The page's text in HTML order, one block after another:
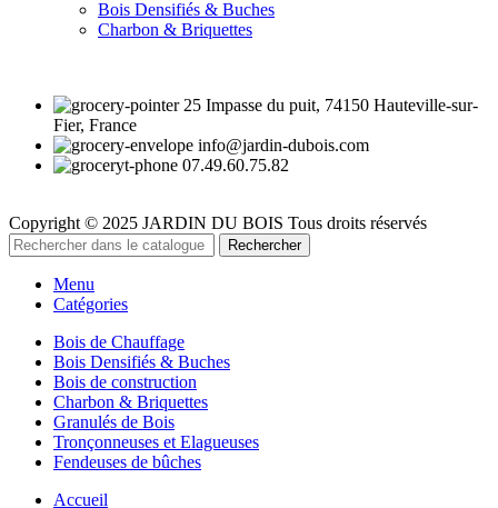
Bois Densifiés & Buches
Charbon & Briquettes
25 Impasse du puit, 74150 Hauteville-sur-
Fier, France
info@jardin-dubois.com
07.49.60.75.82
Copyright © 2025 JARDIN DU BOIS Tous droits réservés
Rechercher
Menu
Catégories
Bois de Chauffage
Bois Densifiés & Buches
Bois de construction
Charbon & Briquettes
Granulés de Bois
Tronçonneuses et Elagueuses
Fendeuses de bûches
Accueil